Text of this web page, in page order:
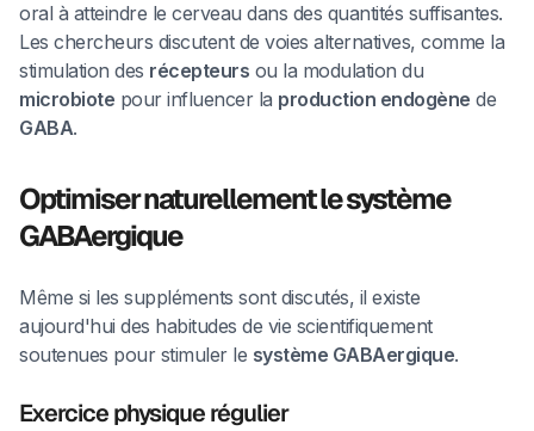
oral à atteindre le cerveau dans des quantités suffisantes.
Les chercheurs discutent de voies alternatives, comme la
stimulation des récepteurs ou la modulation du
microbiote pour influencer la production endogène de
GABA.
Optimiser naturellement le système
GABAergique
Même si les suppléments sont discutés, il existe
aujourd'hui des habitudes de vie scientifiquement
soutenues pour stimuler le système GABAergique.
Exercice physique régulier